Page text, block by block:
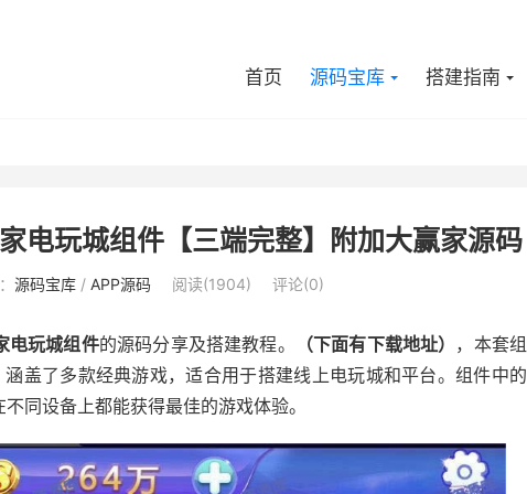
首页 源码宝库 搭建指南
电玩城组件【三端完整】附加大赢家源码
源码宝库 / APP源码 阅读(1904) 评论(0)
电玩城组件的源码分享及搭建教程。 （下面有下载地址） ，本套组
盖了多款经典游戏，适合用于搭建线上电玩城和平台。组件中的
同设备上都能获得最佳的游戏体验。